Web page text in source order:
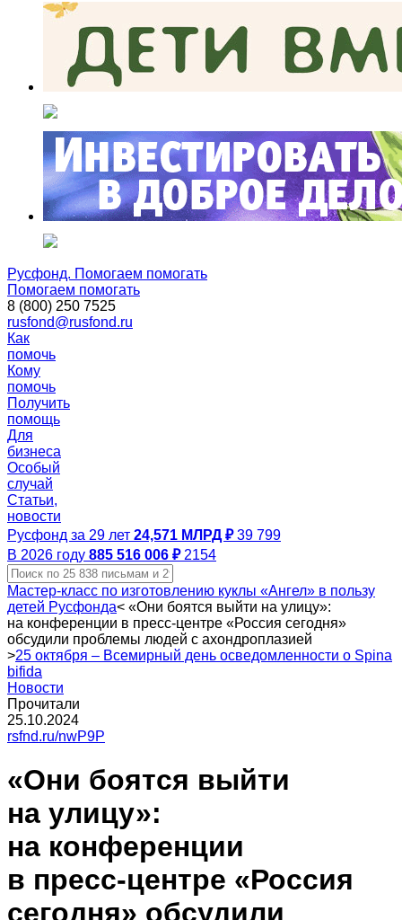
Русфонд. Помогаем помогать
Помогаем помогать
8 (800) 250 7525
rusfond@rusfond.ru
Как
помочь
Кому
помочь
Получить
помощь
Для
бизнеса
Особый
случай
Статьи,
новости
Русфонд за 29 лет 24,571 МЛРД ₽ 39 799
В 2026 году 885 516 006 ₽ 2154
Мастер-класс по изготовлению куклы «Ангел» в пользу
детей Русфонда< «Они боятся выйти на улицу»:
на конференции в пресс‑центре «Россия сегодня»
обсудили проблемы людей с ахондроплазией
>25 октября – Всемирный день осведомленности о Spina
bifida
Новости
Прочитали
25.10.2024
rsfnd.ru/nwP9P
«Они боятся выйти
на улицу»:
на конференции
в пресс‑центре «Россия
сегодня» обсудили